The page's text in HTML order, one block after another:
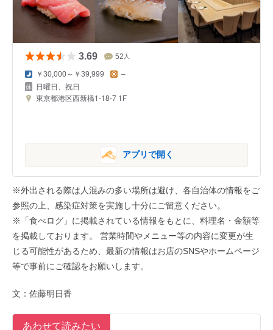
3.69 52 人
￥30,000～￥39,999 –
日曜日、祝日
東京都港区西新橋1-18-7 1F
アプリで開く
※外出される際は人混みの多い場所は避け、各自治体の情報をご
参照の上、感染症対策を実施し十分にご留意ください。
※「食べログ」に掲載されている情報をもとに、料理名・金額等
を掲載しております。 営業時間やメニュー等の内容に変更が生
じる可能性があるため、最新の情報はお店のSNSやホームページ
等で事前にご確認をお願いします。
文：佐藤明日香
あわせて読みたい